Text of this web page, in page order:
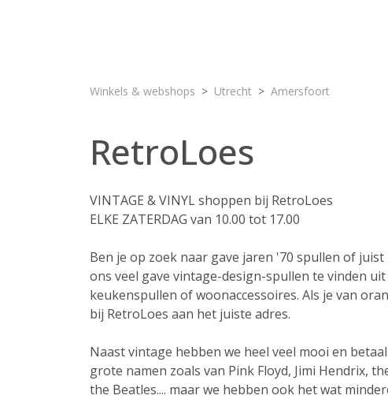
Winkels & webshops Utrecht Amersfoort
RetroLoes
VINTAGE & VINYL shoppen bij RetroLoes
ELKE ZATERDAG van 10.00 tot 17.00
Ben je op zoek naar gave jaren '70 spullen of
ons veel gave vintage-design-spullen te vinden
keukenspullen of woonaccessoires. Als je van
bij RetroLoes aan het juiste adres.
Naast vintage hebben we heel veel mooi en
grote namen zoals van Pink Floyd, Jimi Hendrix,
the Beatles.... maar we hebben ook het wat